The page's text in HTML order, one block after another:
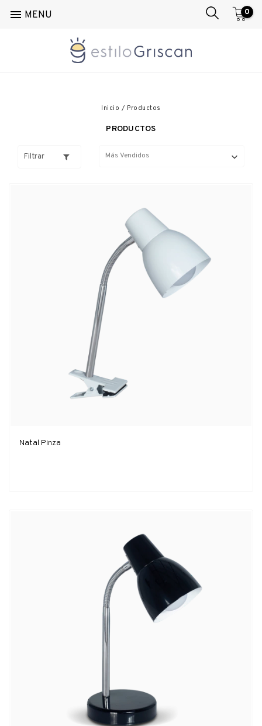
 MENU 0
Inicio / Productos
PRODUCTOS
Filtrar
Natal Pinza